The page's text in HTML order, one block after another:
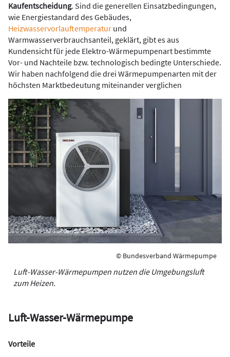
Kaufentscheidung. Sind die generellen Einsatzbedingungen,
wie Energiestandard des Gebäudes,
Heizwasservorlauftemperatur und
Warmwasserverbrauchsanteil, geklärt, gibt es aus
Kundensicht für jede Elektro-Wärmepumpenart bestimmte
Vor- und Nachteile bzw. technologisch bedingte Unterschiede.
Wir haben nachfolgend die drei Wärmepumpenarten mit der
höchsten Marktbedeutung miteinander verglichen
© Bundesverband Wärmepumpe
Luft-Wasser-Wärmepumpen nutzen die Umgebungsluft
zum Heizen.
Luft-Wasser-Wärmepumpe
Vorteile